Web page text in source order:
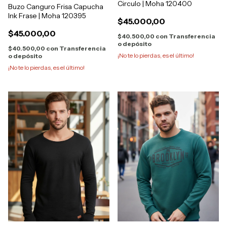
Buzo Canguro Frisa Capucha
Ink Frase | Moha 120395
$45.000,00
$40.500,00 con Transferencia
o depósito
¡No te lo pierdas, es el último!
Circulo | Moha 120400
$45.000,00
$40.500,00 con Transferencia
o depósito
¡No te lo pierdas, es el último!